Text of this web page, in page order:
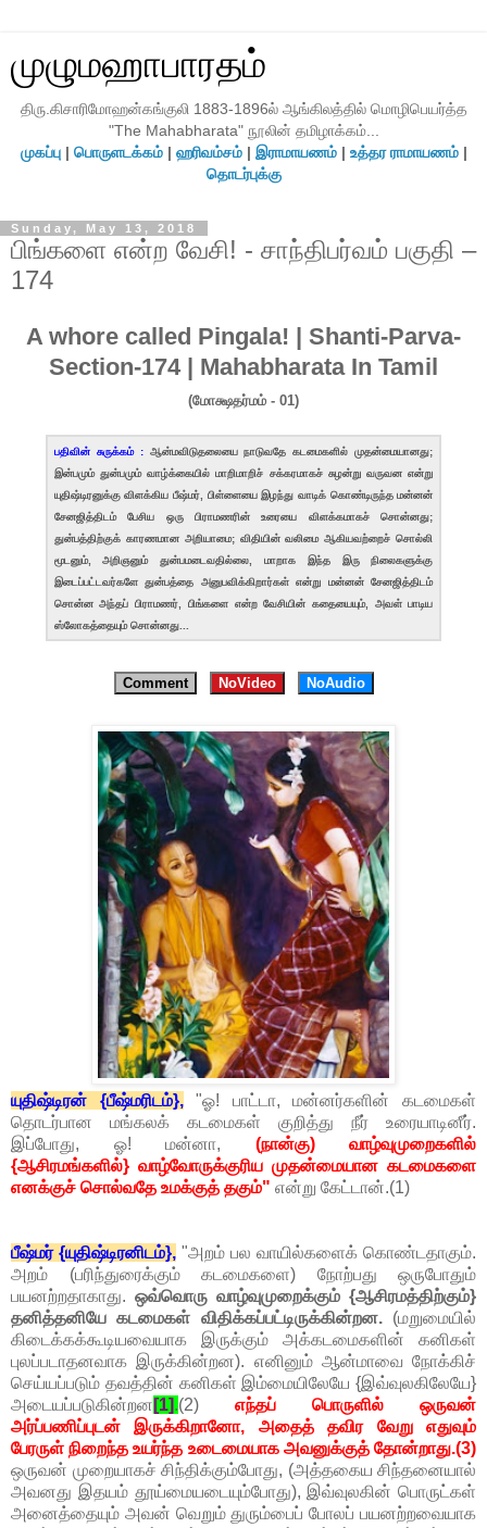
முழுமஹாபாரதம்
திரு.கிசாரிமோஹன்கங்குலி 1883-1896ல் ஆங்கிலத்தில் மொழிபெயர்த்த
"The Mahabharata" நூலின் தமிழாக்கம்...
முகப்பு| பொருளடக்கம்| ஹரிவம்சம்| இராமாயணம்| உத்தர ராமாயணம்|
தொடர்புக்கு
Sunday, May 13, 2018
பிங்களை என்ற வேசி! - சாந்திபர்வம் பகுதி –
174
A whore called Pingala! | Shanti-Parva-
Section-174 | Mahabharata In Tamil
(மோக்ஷதர்மம் - 01)
பதிவின் சுருக்கம் :ஆன்மவிடுதலையை நாடுவதே கடமைகளில் முதன்மையானது;
இன்பமும் துன்பமும் வாழ்க்கையில் மாறிமாறிச் சக்கரமாகச் சுழன்று வருவன என்று
யுதிஷ்டிரனுக்கு விளக்கிய பீஷ்மர், பிள்ளையை இழந்து வாடிக் கொண்டிருந்த மன்னன்
சேனஜித்திடம் பேசிய ஒரு பிராமணரின் உரையை விளக்கமாகச் சொன்னது;
துன்பத்திற்குக் காரணமான அறியாமை; விதியின் வலிமை ஆகியவற்றைச் சொல்லி
மூடனும், அறிஞனும் துன்பமடைவதில்லை, மாறாக இந்த இரு நிலைகளுக்கு
இடைப்பட்டவர்களே துன்பத்தை அனுபவிக்கிறார்கள் என்று மன்னன் சேனஜித்திடம்
சொன்ன அந்தப் பிராமணர், பிங்களை என்ற வேசியின் கதையையும், அவள் பாடிய
ஸ்லோகத்தையும் சொன்னது...
Comment NoVideo NoAudio
யுதிஷ்டிரன் {பீஷ்மரிடம்},"ஓ! பாட்டா, மன்னர்களின் கடமைகள்
தொடர்பான மங்கலக் கடமைகள் குறித்து நீர் உரையாடினீர்.
இப்போது, ஓ! மன்னா, (நான்கு) வாழ்வுமுறைகளில்
{ஆசிரமங்களில்} வாழ்வோருக்குரிய முதன்மையான கடமைகளை
எனக்குச் சொல்வதே உமக்குத் தகும்" என்று கேட்டான்.(1)
பீஷ்மர் {யுதிஷ்டிரனிடம்}, "அறம் பல வாயில்களைக் கொண்டதாகும்.
அறம் (பரிந்துரைக்கும் கடமைகளை) நோற்பது ஒருபோதும்
பயனற்றதாகாது. ஒவ்வொரு வாழ்வுமுறைக்கும் {ஆசிரமத்திற்கும்}
தனித்தனியே கடமைகள் விதிக்கப்பட்டிருக்கின்றன.(மறுமையில்
கிடைக்கக்கூடியவையாக இருக்கும் அக்கடமைகளின் கனிகள்
புலப்படாதனவாக இருக்கின்றன). எனினும் ஆன்மாவை நோக்கிச்
செய்யப்படும் தவத்தின் கனிகள் இம்மையிலேயே {இவ்வுலகிலேயே}
அடையப்படுகின்றன [1].(2) எந்தப் பொருளில் ஒருவன்
அர்ப்பணிப்புடன் இருக்கிறானோ, அதைத் தவிர வேறு எதுவும்
பேரருள் நிறைந்த உயர்ந்த உடைமையாக அவனுக்குத் தோன்றாது.(3)
ஒருவன் முறையாகச் சிந்திக்கும்போது, (அத்தகைய சிந்தனையால்
அவனது இதயம் தூய்மையடையும்போது), இவ்வுலகின் பொருட்கள்
அனைத்தையும் அவன் வெறும் துரும்பைப் போலப் பயனற்றவையாக